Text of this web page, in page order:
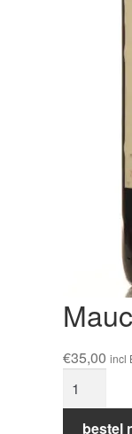
€35,00 incl
1989
aantal
bestel